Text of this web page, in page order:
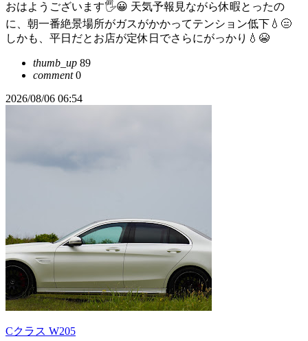
おはようございます🖐😀 天気予報見ながら休暇とったの
に、朝一番絶景場所がガスがかかってテンション低下💧😑
しかも、平日だとお店が定休日でさらにがっかり💧😭
thumb_up 89
comment0
2026/08/06 06:54
Cクラス W205